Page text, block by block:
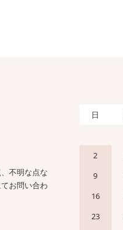
不明な点な
お問い合わ
日
2
9
16
23